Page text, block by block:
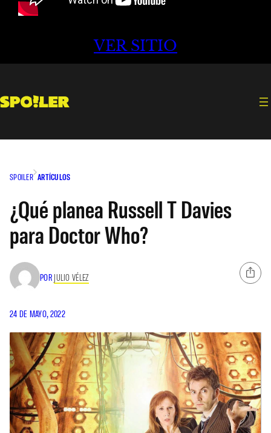
VER SITIO
SPOILER ARTÍCULOS
¿Qué planea Russell T Davies
para Doctor Who?
POR JULIO VÉLEZ
24 DE MAYO, 2022